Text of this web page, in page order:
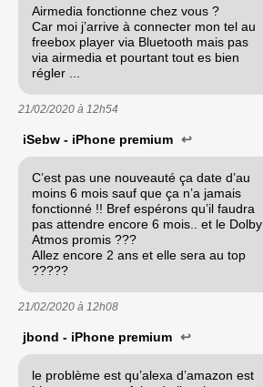
Airmedia fonctionne chez vous ?
Car moi j’arrive à connecter mon tel au
freebox player via Bluetooth mais pas
via airmedia et pourtant tout es bien
régler ...
21/02/2020 à 12h54
iSebw - iPhone premium ↩
C’est pas une nouveauté ça date d’au
moins 6 mois sauf que ça n’a jamais
fonctionné !! Bref espérons qu’il faudra
pas attendre encore 6 mois.. et le Dolby
Atmos promis ???
Allez encore 2 ans et elle sera au top
?????
21/02/2020 à 12h08
jbond - iPhone premium ↩
le problème est qu’alexa d’amazon est